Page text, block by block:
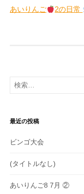
稿
ー
ョ
ン
あいりんご 2の日常
検
索:
最近の投稿
ビンゴ大会
(タイトルなし)
あいりんご8 7月 ②